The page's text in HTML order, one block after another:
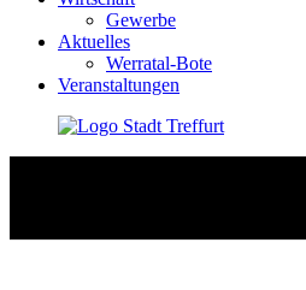
Gewerbe
Aktuelles
Werratal-Bote
Veranstaltungen